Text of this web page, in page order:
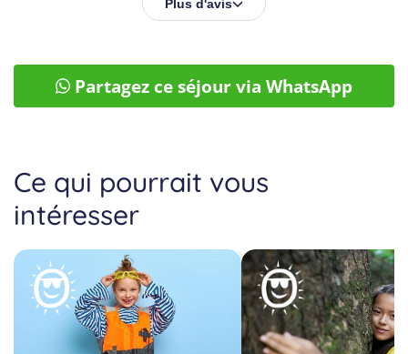
Plus d'avis
Partagez ce séjour via WhatsApp
Ce qui pourrait vous
intéresser